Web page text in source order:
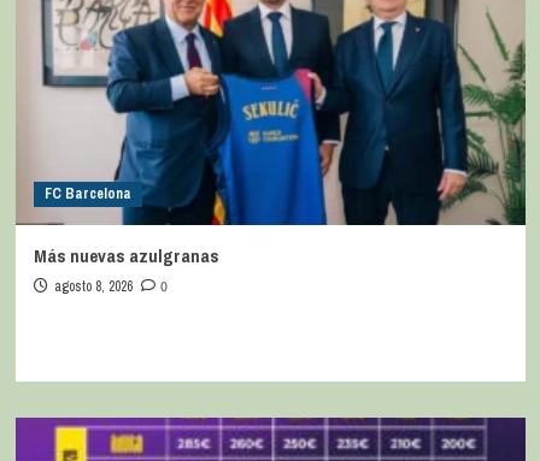
FC Barcelona
Más nuevas azulgranas
agosto 8, 2026 0